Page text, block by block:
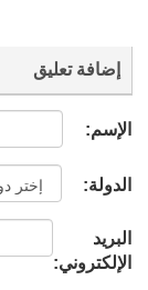
إضافة تعليق
الإسم:
الدولة:
البريد
الإلكتروني: